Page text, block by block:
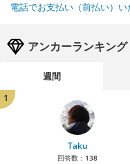
電話でお支払い（前払い）
アンカーランキング
週間
1
Taku
回答数： 138